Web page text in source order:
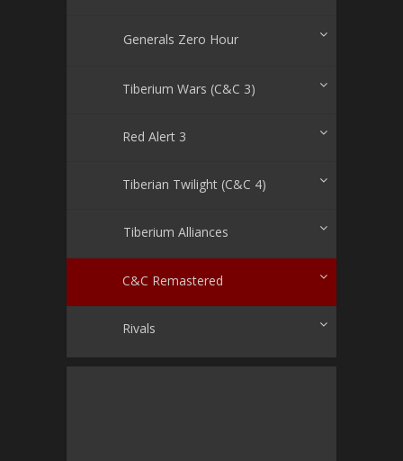
Generals Zero Hour
Tiberium Wars (C&C 3)
Red Alert 3
Tiberian Twilight (C&C 4)
Tiberium Alliances
C&C Remastered
Rivals